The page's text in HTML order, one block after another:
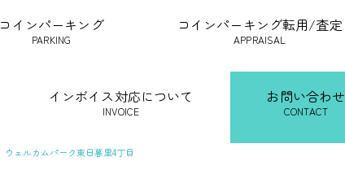
コインパーキング
PARKING
コインパーキング転用/査定
APPRAISAL
インボイス対応について
INVOICE
お問い合わせ
CONTACT
ウェルカムパーク東日暮里4丁目